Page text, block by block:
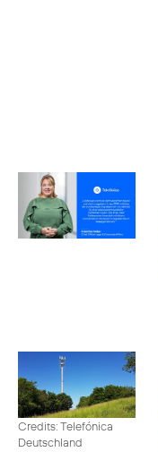
Credits: Telefónica
Deutschland